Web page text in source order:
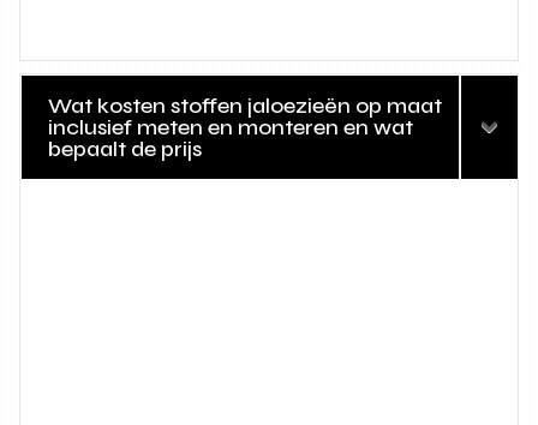
Wat kosten stoffen jaloezieën op maat
inclusief meten en monteren en wat
bepaalt de prijs